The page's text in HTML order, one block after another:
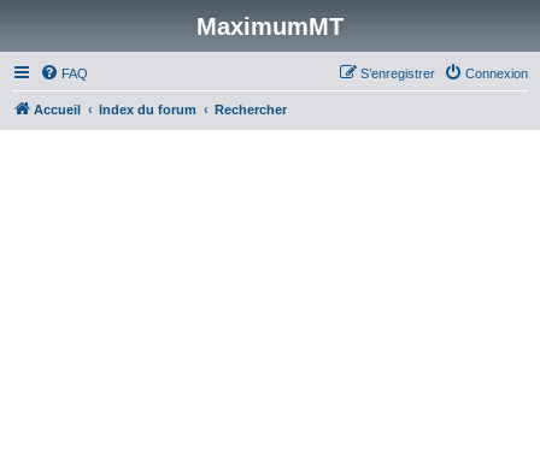
MaximumMT
FAQ Connexion
S’enregistrer
Accueil Index du forum Rechercher